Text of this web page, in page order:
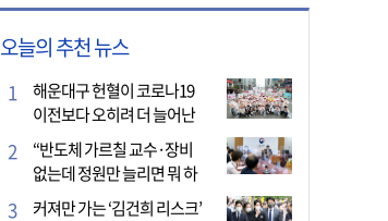
오늘의 추천 뉴스
해운대구 헌혈이 코로나19
이전보다 오히려 더 늘어난
이유는?
“반도체 가르칠 교수·장비
없는데 정원만 늘리면 뭐 하
나”
커져만 가는 ‘김건희 리스크’